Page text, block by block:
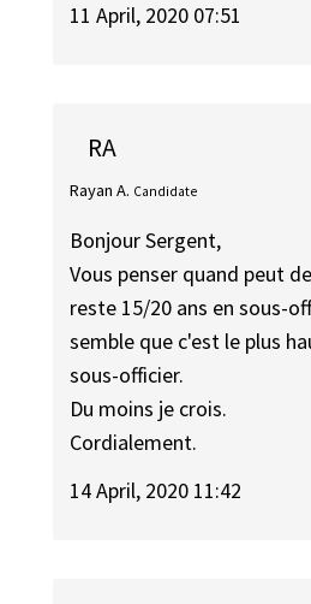
11 April, 2020 07:51
RA
Rayan A. Candidate
Bonjour Sergent,
Vous penser quand peut
reste 15/20 ans en sous-
semble que c'est le plus
sous-officier.
Du moins je crois.
Cordialement.
14 April, 2020 11:42